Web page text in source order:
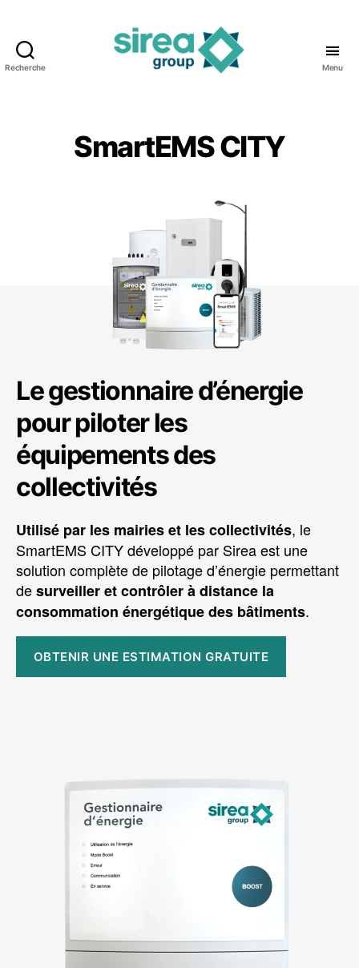
Recherche Menu
SmartEMS CITY
Le gestionnaire d’énergie
pour piloter les
équipements des
collectivités
Utilisé par les mairies et les collectivités, le
SmartEMS CITY développé par Sirea est une
solution complète de pilotage d’énergie permettant
desurveiller et contrôler à distance la
consommation énergétique des bâtiments.
OBTENIR UNE ESTIMATION GRATUITE